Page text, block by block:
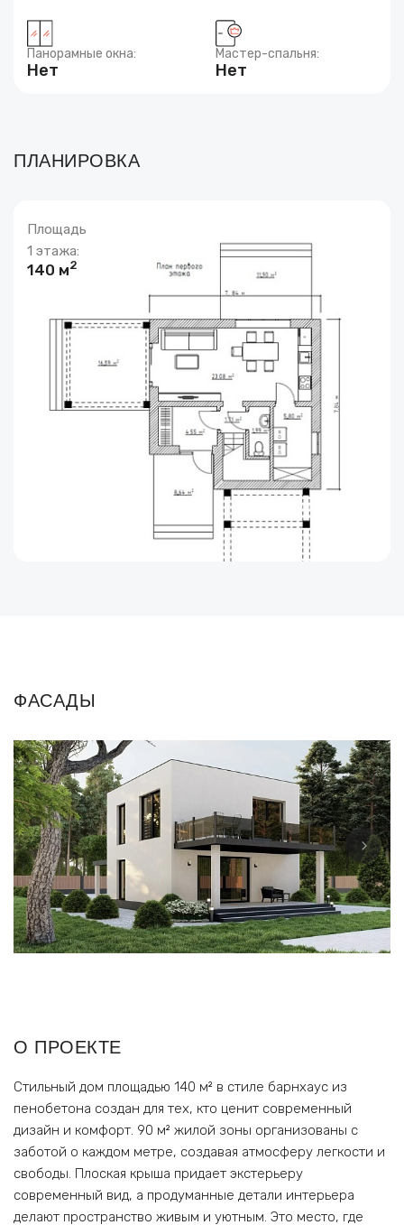
Панорамные окна:
Нет
Мастер-спальня:
Нет
ПЛАНИРОВКА
Площадь
1 этажа:
140 м2
ФАСАДЫ
О ПРОЕКТЕ
Стильный дом площадью 140 м² в стиле барнхаус из
пенобетона создан для тех, кто ценит современный
дизайн и комфорт. 90 м² жилой зоны организованы с
заботой о каждом метре, создавая атмосферу легкости и
свободы. Плоская крыша придает экстерьеру
современный вид, а продуманные детали интерьера
делают пространство живым и уютным. Это место, где